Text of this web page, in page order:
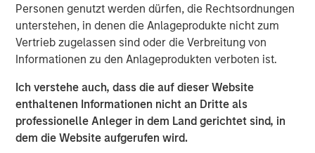
Personen genutzt werden dürfen, die Rechtsordnungen
unterstehen, in denen die Anlageprodukte nicht zum
Vertrieb zugelassen sind oder die Verbreitung von
Informationen zu den Anlageprodukten verboten ist.
Ich verstehe auch, dass die auf dieser Website
enthaltenen Informationen nicht an Dritte als
professionelle Anleger in dem Land gerichtet sind, in
dem die Website aufgerufen wird.
James Howland, Managing Director and Operating
Partner of MSPE, commented “We have been very
focused on driving value creation and are delighted with
the way that the business developed during our
investment period. We are grateful to the management
team and wish to thank Andrew Cope, Tim Buchan and
Mark Phillips for their leadership.”
Whilst the terms of the transaction are not disclosed, the